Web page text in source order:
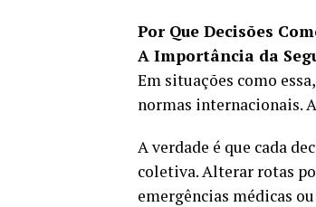
Por Que Decisões
A Importância da
Em situações como
normas internacionais.
A verdade é que cada
coletiva. Alterar rotas
emergências médicas